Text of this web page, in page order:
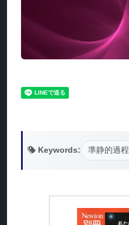
Keywords: 準静的過程